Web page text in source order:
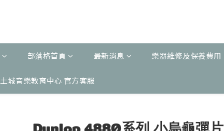
部落格首頁 最新消息 樂器維修及保養費用
土城音樂教育中心 官方客服